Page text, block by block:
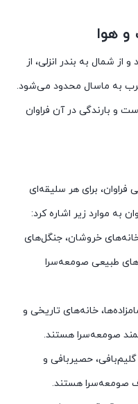
هوا
از شمال به بندر انزلی، از
به ماسال محدود می‌شود.
و بارندگی در آن فراوان
برای هر سلیقه‌ای
به موارد زیر اشاره کرد:
خروشان، جنگل‌های
طبیعی صومعه‌سرا
خانه‌های تاریخی و
صومعه‌سرا هستند.
حصیربافی و
صومعه‌سرا هستند.